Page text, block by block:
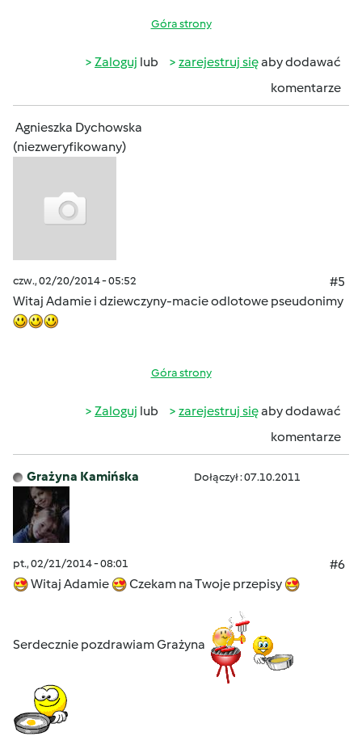
Góra strony
Zaloguj lub zarejestruj sięaby dodawać
komentarze
Agnieszka Dychowska
(niezweryfikowany)
czw., 02/20/2014 - 05:52
#5
Witaj Adamie i dziewczyny-macie odlotowe pseudonimy
Góra strony
Zaloguj lub zarejestruj sięaby dodawać
komentarze
Grażyna Kamińska Dołączył : 07.10.2011
pt., 02/21/2014 - 08:01
#6
Witaj Adamie
Czekam na Twoje przepisy
Serdecznie pozdrawiam Grażyna